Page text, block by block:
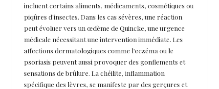
incluent certains aliments, médicaments, cosmétiques ou
piqûres d'insectes. Dans les cas sévères, une réaction
peut évoluer vers un œdème de Quincke, une urgence
médicale nécessitant une intervention immédiate. Les
affections dermatologiques comme l'eczéma ou le
psoriasis peuvent aussi provoquer des gonflements et
sensations de brûlure. La chéilite, inflammation
spécifique des lèvres, se manifeste par des gerçures et